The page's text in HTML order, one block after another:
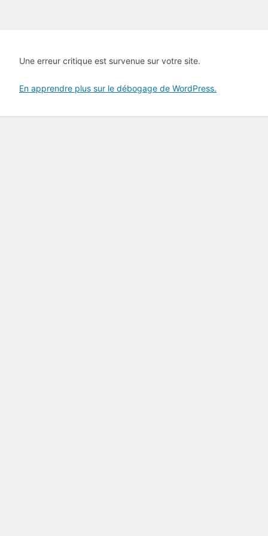
Une erreur critique est survenue sur votre site.
En apprendre plus sur le débogage de WordPress.